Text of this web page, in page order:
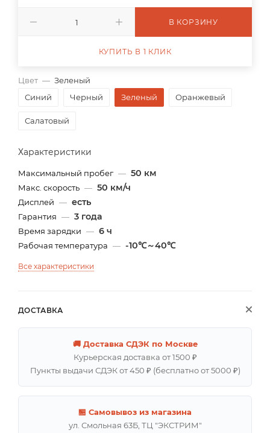
Цвет — Зеленый
Синий
Черный Зеленый Оранжевый
Салатовый
Характеристики
Максимальный пробег — 50 км
Макс. скорость — 50 км/ч
Дисплей — есть
Гарантия — 3 года
Время зарядки — 6 ч
Рабочая температура — -10℃～40℃
Все характеристики
ДОСТАВКА
🚚 Доставка СДЭК по Москве
Курьерская доставка от 1500 ₽
Пункты выдачи СДЭК от 450 ₽ (бесплатно от 5000 ₽)
🏪 Самовывоз из магазина
ул. Смольная 63Б, ТЦ "ЭКСТРИМ"
В КОРЗИНУ
КУПИТЬ В 1 КЛИК